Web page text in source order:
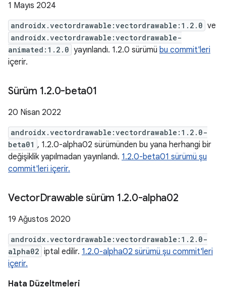
1 Mayıs 2024
androidx.vectordrawable:vectordrawable:1.2.0 ve
androidx.vectordrawable:vectordrawable-
animated:1.2.0 yayınlandı. 1.2.0 sürümü bu commit'leri
içerir.
Sürüm 1.2.0-beta01
20 Nisan 2022
androidx.vectordrawable:vectordrawable:1.2.0-
beta01 , 1.2.0-alpha02 sürümünden bu yana herhangi bir
değişiklik yapılmadan yayınlandı. 1.2.0-beta01 sürümü şu
commit'leri içerir.
VectorDrawable sürüm 1.2.0-alpha02
19 Ağustos 2020
androidx.vectordrawable:vectordrawable:1.2.0-
alpha02 iptal edilir. 1.2.0-alpha02 sürümü şu commit'leri
içerir.
Hata Düzeltmeleri